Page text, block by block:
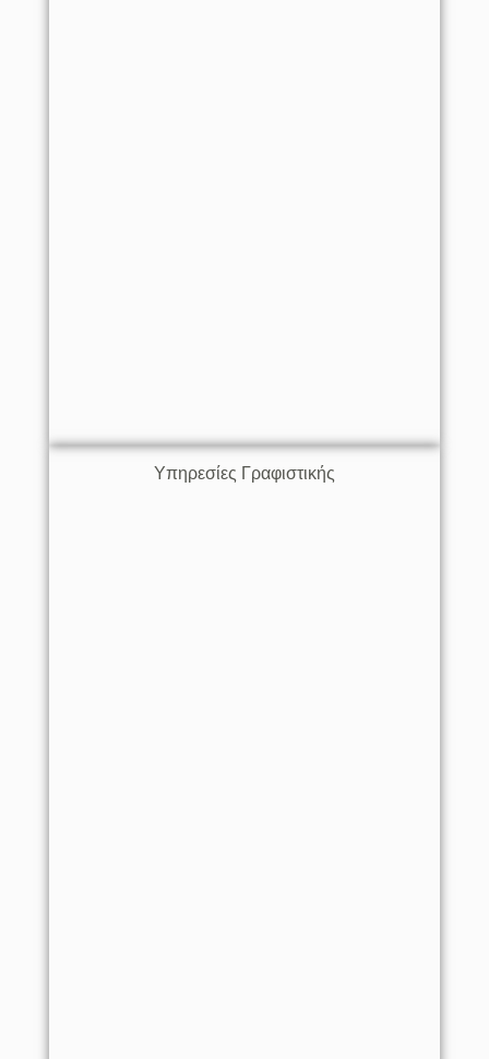
Υπηρεσίες Γραφιστικής